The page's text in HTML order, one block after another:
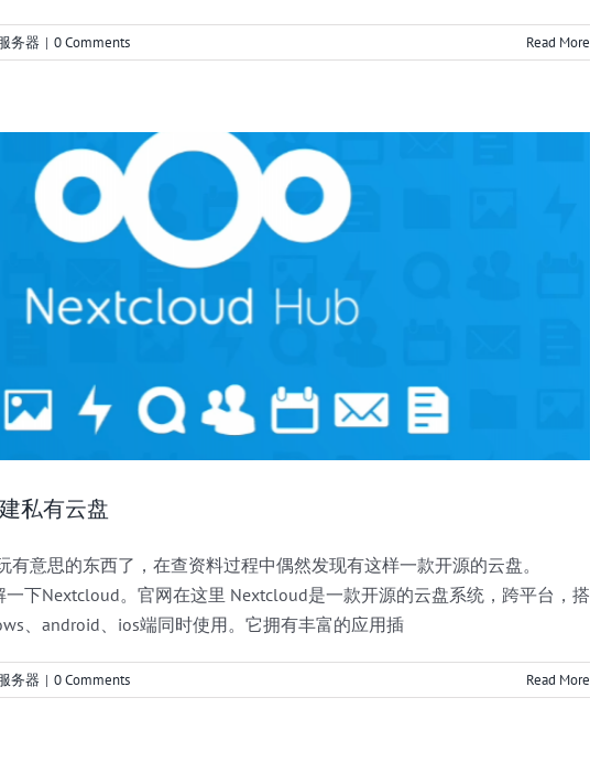
务器 | 0 Comments Read More
私有云盘
意思的东西了，在查资料过程中偶然发现有这样一款开源的云盘。
下Nextcloud。官网在这里 Nextcloud是一款开源的云盘系统，跨平台，搭
、android、ios端同时使用。它拥有丰富的应用插
务器 | 0 Comments Read More